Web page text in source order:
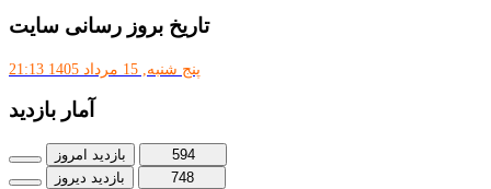
تاریخ بروز رسانی سایت
پنج شنبه, 15 مرداد 1405 21:13
آمار بازدید
بازدید امروز
594
بازدید دیروز
748